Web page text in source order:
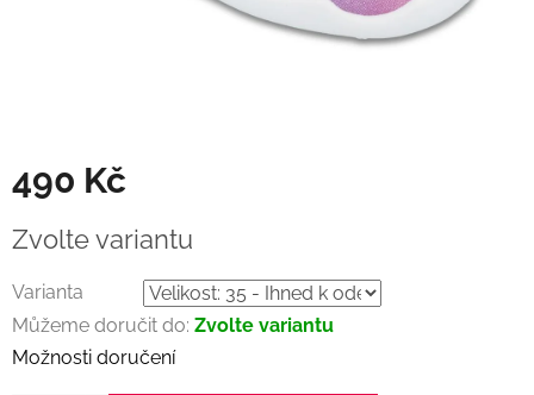
490 Kč
cena:
Zvolte variantu
Varianta
Můžeme doručit do: Zvolte variantu
Možnosti doručení